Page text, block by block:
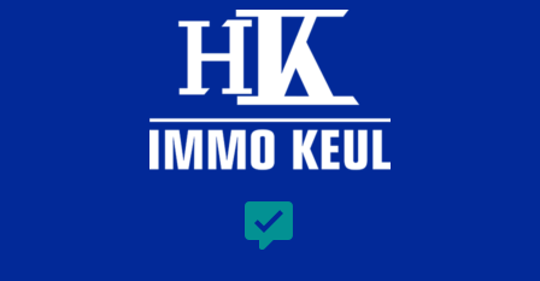

